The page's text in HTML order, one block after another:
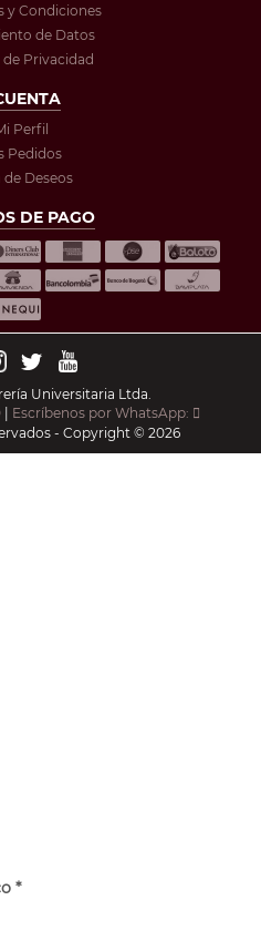
y Condiciones
de Datos
Privacidad
Perfil
Pedidos
de Deseos
DE PAGO
Universitaria Ltda.
| Escríbenos por WhatsApp:
- Copyright © 2026
*